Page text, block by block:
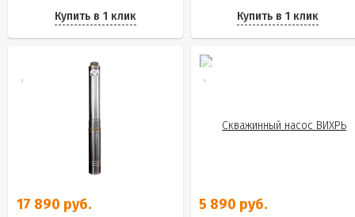
Купить в 1 клик Купить в 1 клик
17 890 руб. 5 890 руб.